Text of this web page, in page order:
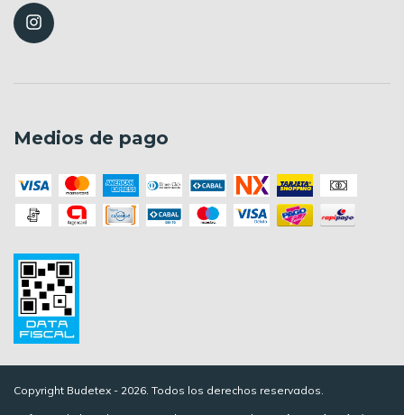
Medios de pago
Copyright Budetex - 2026. Todos los derechos reservados.